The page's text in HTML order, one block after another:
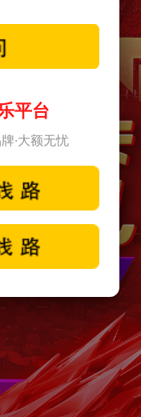
平台
·大额无忧